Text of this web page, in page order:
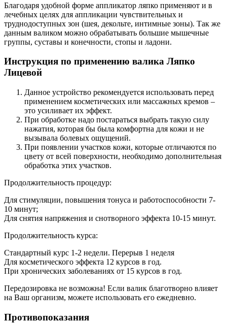
Благодаря удобной форме аппликатор ляпко применяют и в
лечебных целях для аппликации чувствительных и
труднодоступных зон (шея, декольте, интимные зоны). Так же
данным валиком можно обрабатывать большие мышечные
группы, суставы и конечности, стопы и ладони.
Инструкция по применению валика Ляпко
Лицевой
Данное устройство рекомендуется использовать перед
применением косметических или массажных кремов –
это усиливает их эффект.
При обработке надо постараться выбрать такую силу
нажатия, которая бы была комфортна для кожи и не
вызывала болевых ощущений.
При появлении участков кожи, которые отличаются по
цвету от всей поверхности, необходимо дополнительная
обработка этих участков.
Продолжительность процедур:
Для стимуляции, повышения тонуса и работоспособности 7-
10 минут;
Для снятия напряжения и снотворного эффекта 10-15 минут.
Продолжительность курса:
Стандартный курс 1-2 недели. Перерыв 1 неделя
Для косметического эффекта 12 курсов в год.
При хронических заболеваниях от 15 курсов в год.
Передозировка не возможна! Если валик благотворно влияет
на Ваш организм, можете использовать его ежедневно.
Противопоказания